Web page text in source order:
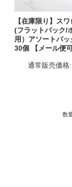
【在庫限り】ス
(フラットバック/
用）アソートパ
30個 【メール便可
通常販売価格:
数